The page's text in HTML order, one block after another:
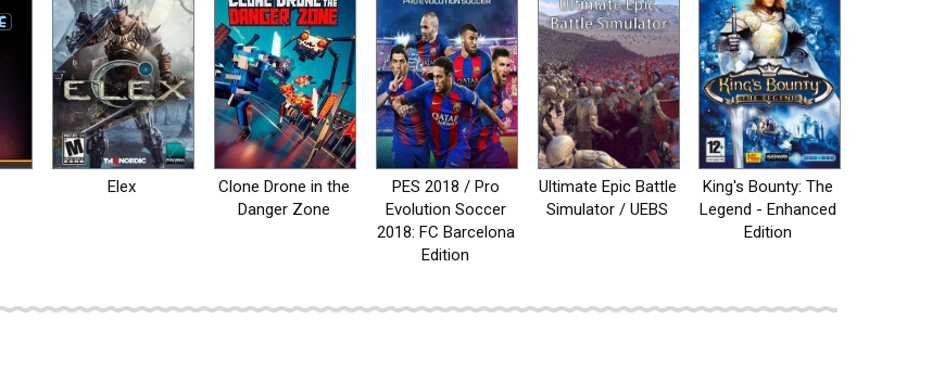
Elex
Clone Drone in the
Danger Zone
PES 2018 / Pro
Evolution Soccer
2018: FC Barcelona
Edition
Ultimate Epic Battle
Simulator / UEBS
King's Bounty: The
Legend - Enhanced
Edition